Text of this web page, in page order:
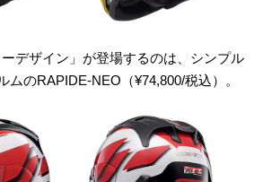
ーデザイン」が登場するのは、シンプル
ムのRAPIDE-NEO（¥74,800/税込）。